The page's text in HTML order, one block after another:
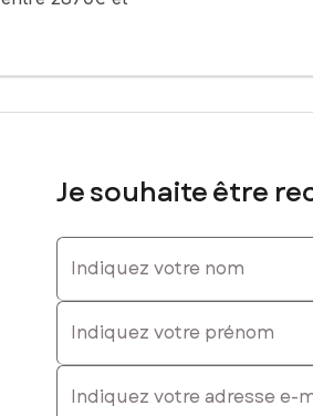
Je souhaite être
Indiquez votre nom
Indiquez votre prénom
E-mail